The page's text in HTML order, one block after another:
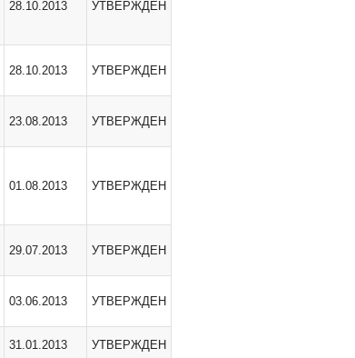
28.10.2013 УТВЕРЖДЕН
28.10.2013 УТВЕРЖДЕН
23.08.2013 УТВЕРЖДЕН
01.08.2013 УТВЕРЖДЕН
29.07.2013 УТВЕРЖДЕН
03.06.2013 УТВЕРЖДЕН
31.01.2013 УТВЕРЖДЕН